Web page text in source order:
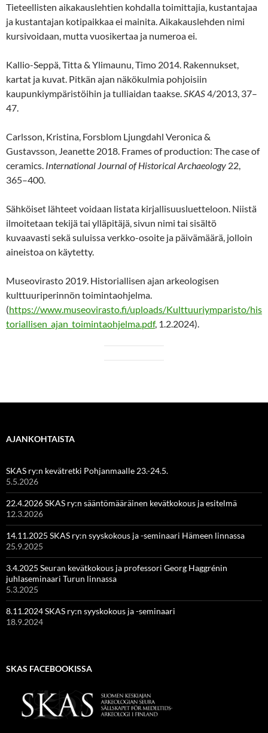
Tieteellisten aikakauslehtien kohdalla toimittajia, kustantajaa
ja kustantajan kotipaikkaa ei mainita. Aikakauslehden nimi
kursivoidaan, mutta vuosikertaa ja numeroa ei.
Kallio-Seppä, Titta & Ylimaunu, Timo 2014. Rakennukset,
kartat ja kuvat. Pitkän ajan näkökulmia pohjoisiin
kaupunkiympäristöihin ja tulliaidan taakse. SKAS4/2013, 37–
47.
Carlsson, Kristina, Forsblom Ljungdahl Veronica &
Gustavsson, Jeanette 2018. Frames of production: The case of
ceramics. International Journal of Historical Archaeology 22,
365–400.
Sähköiset lähteet voidaan listata kirjallisuusluetteloon. Niistä
ilmoitetaan tekijä tai ylläpitäjä, sivun nimi tai sisältö
kuvaavasti sekä suluissa verkko-osoite ja päivämäärä, jolloin
aineistoa on käytetty.
Museovirasto 2019. Historiallisen ajan arkeologisen
kulttuuriperinnön toimintaohjelma.
(https://www.museovirasto.fi/uploads/Kulttuuriymparisto/his
toriallisen_ajan_toimintaohjelma.pdf, 1.2.2024).
AJANKOHTAISTA
SKAS ry:n kevätretki Pohjanmaalle 23.-24.5.
5.5.2026
22.4.2026 SKAS ry:n sääntömääräinen kevätkokous ja esitelmä
12.3.2026
14.11.2025 SKAS ry:n syyskokous ja -seminaari Hämeen linnassa
25.9.2025
3.4.2025 Seuran kevätkokous ja professori Georg Haggrénin
juhlaseminaari Turun linnassa
5.3.2025
8.11.2024 SKAS ry:n syyskokous ja -seminaari
18.9.2024
SKAS FACEBOOKISSA